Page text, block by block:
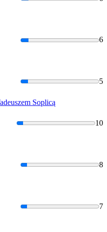
6
5
Soplicą
10
8
7